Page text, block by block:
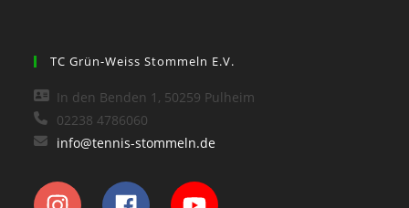
TC Grün-Weiss Stommeln E.V.
In den Benden 1, 50259 Pulheim
02238 4786060
info@tennis-stommeln.de